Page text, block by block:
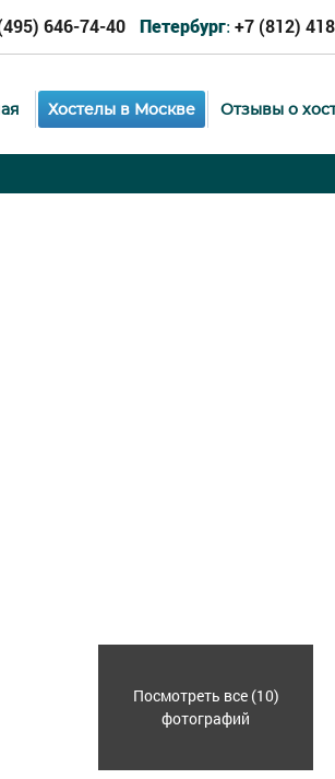
646-74-40 Петербург: +7 (812)
Хостелы в Москве Отзывы о
Посмотреть все (10)
фотографий